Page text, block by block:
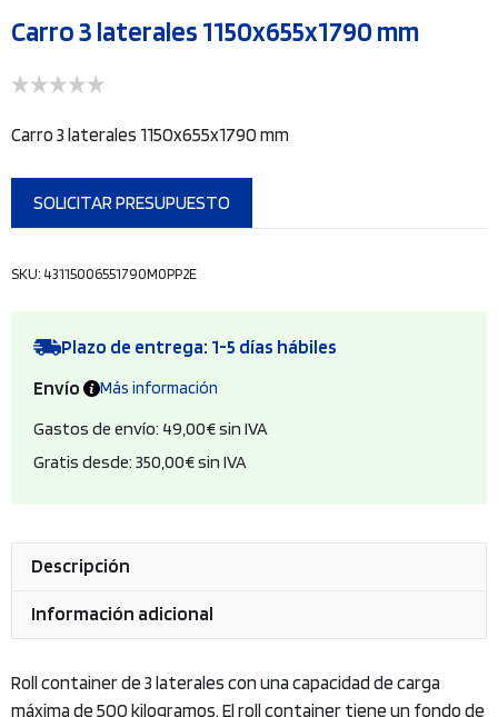
Carro 3 laterales 1150x655x1790 mm
Carro 3 laterales 1150x655x1790 mm
SOLICITAR PRESUPUESTO
SKU: 43115006551790M0PP2E
Plazo de entrega: 1-5 días hábiles
Envío
Más información
Gastos de envío: 49,00€ sin IVA
Gratis desde: 350,00€ sin IVA
Descripción
Información adicional
Roll container de 3 laterales con una capacidad de carga
máxima de 500 kilogramos. El roll container tiene un fondo de